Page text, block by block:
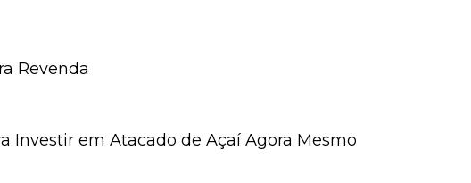
Revenda
Investir em Atacado de Açaí Agora Mesmo